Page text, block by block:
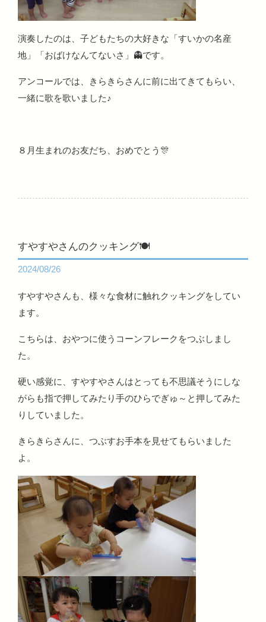
演奏したのは、子どもたちの大好きな「すいかの名産
地」「おばけなんてないさ」👻です。
アンコールでは、きらきらさんに前に出てきてもらい、
一緒に歌を歌いました♪
８月生まれのお友だち、おめでとう🎊
すやすやさんのクッキング🍽
2024/08/26
すやすやさんも、様々な食材に触れクッキングをしてい
ます。
こちらは、おやつに使うコーンフレークをつぶしまし
た。
硬い感覚に、すやすやさんはとっても不思議そうにしな
がらも指で押してみたり手のひらでぎゅ～と押してみた
りしていました。
きらきらさんに、つぶすお手本を見せてもらいました
よ。